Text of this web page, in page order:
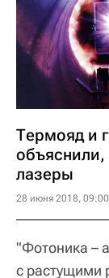
Термояд и
лазеры
28 июня 2018, 09:00
"Фотоника –
с растущими